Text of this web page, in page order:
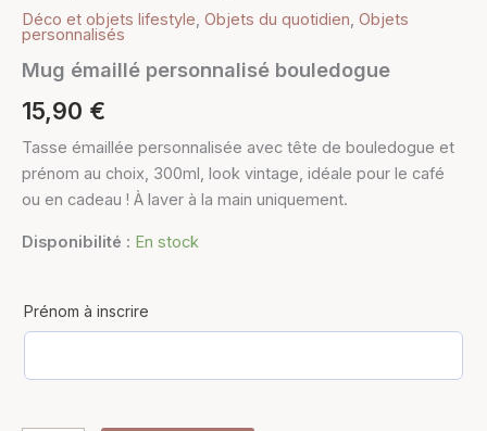
Déco et objets lifestyle, Objets du quotidien, Objets
personnalisés
Mug émaillé personnalisé bouledogue
15,90 €
Tasse émaillée personnalisée avec tête de bouledogue et
prénom au choix, 300ml, look vintage, idéale pour le café
ou en cadeau ! À laver à la main uniquement.
Disponibilité : En stock
Prénom à inscrire